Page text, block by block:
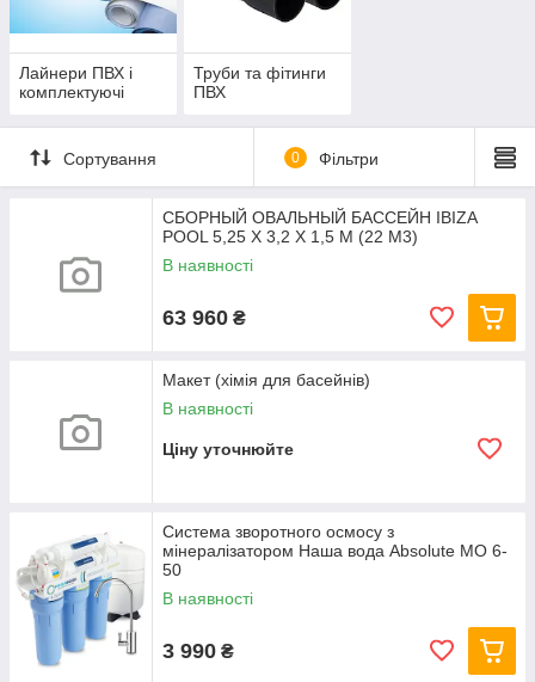
Лайнери ПВХ і
комплектуючі
Труби та фітинги
ПВХ
Сортування 0 Фільтри
СБОРНЫЙ ОВАЛЬНЫЙ БАССЕЙН IBIZA
POOL 5,25 Х 3,2 Х 1,5 М (22 М3)
В наявності
63 960 ₴
Макет (хімія для басейнів)
В наявності
Ціну уточнюйте
Система зворотного осмосу з
мінералізатором Наша вода Absolute МО 6-
50
В наявності
3 990 ₴